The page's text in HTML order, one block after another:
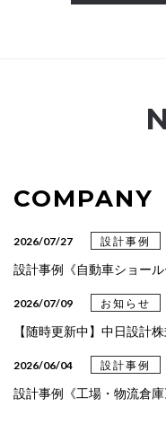
COMPANY
2026/07/27 設計事例
設計事例《自動車ショー
2026/07/09 お知らせ
【随時更新中】中日設計
2026/06/04 設計事例
設計事例《工場・物流倉